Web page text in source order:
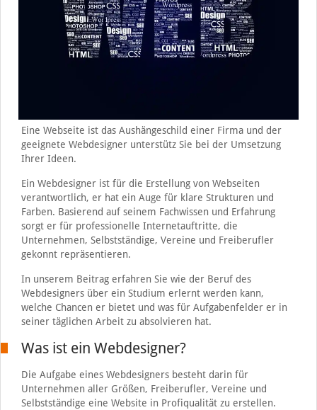
Eine Webseite ist das Aushängeschild einer Firma und der
geeignete Webdesigner unterstütz Sie bei der Umsetzung
Ihrer Ideen.
Ein Webdesigner ist für die Erstellung von Webseiten
verantwortlich, er hat ein Auge für klare Strukturen und
Farben. Basierend auf seinem Fachwissen und Erfahrung
sorgt er für professionelle Internetauftritte, die
Unternehmen, Selbstständige, Vereine und Freiberufler
gekonnt repräsentieren.
In unserem Beitrag erfahren Sie wie der Beruf des
Webdesigners über ein Studium erlernt werden kann,
welche Chancen er bietet und was für Aufgabenfelder er in
seiner täglichen Arbeit zu absolvieren hat.
Was ist ein Webdesigner?
Die Aufgabe eines Webdesigners besteht darin für
Unternehmen aller Größen, Freiberufler, Vereine und
Selbstständige eine Website in Profiqualität zu erstellen.